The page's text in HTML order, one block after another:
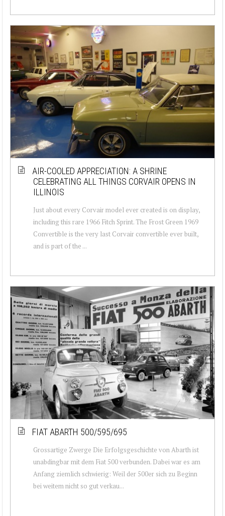
AIR-COOLED APPRECIATION: A SHRINE
CELEBRATING ALL THINGS CORVAIR OPENS IN
ILLINOIS
Just about every Corvair model ever created is on display,
including this rare 1966 Fitch Sprint. The Frost Green 1969
Convertible is the very last Corvair convertible ever built,
and is part of the ...
FIAT ABARTH 500/595/695
Grossartige Zwerge Die Erfolgsgeschichte von Abarth ist
unabdingbar mit dem Fiat 500 verbunden. Dabei war es am
Anfang ziemlich schwierig: Weil der 500er sich zu Beginn
bei weitem nicht so gut verkau...